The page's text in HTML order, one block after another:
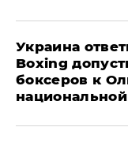
Украина
Boxing
боксеров к